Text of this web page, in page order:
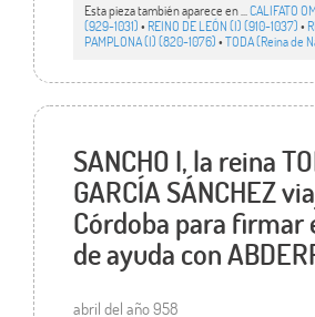
Esta pieza también aparece en ... CALIFATO
(929-1031)• REINO DE LEÓN (I) (910-1037)•
PAMPLONA (I) (820-1076)•TODA (Reina de
SANCHO I, la reina
GARCÍA SÁNCHEZ
Córdoba para firmar
de ayuda con
abril del año 958